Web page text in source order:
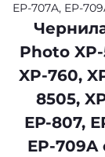
ЕР-707A, EP-
Photo
XP-760,
8505,
ЕР-807,
EP-709A